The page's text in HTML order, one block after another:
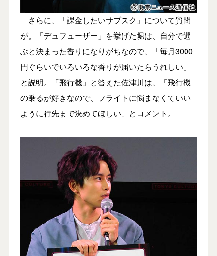
さらに、「課金したいサブスク」について質問
が。「デュフューザー」を挙げた堀は、自分で選
ぶと決まった香りになりがちなので、「毎月3000
円ぐらいでいろいろな香りが届いたらうれしい」
と説明。「飛行機」と答えた佐津川は、「飛行機
の乗るが好きなので、フライトに悩まなくていい
ように行先まで決めてほしい」とコメント。